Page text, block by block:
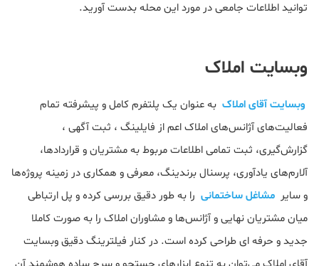
توانید اطلاعات جامعی در مورد این محله بدست آورید.
وبسایت املاک
وبسایت آقای املاک به عنوان یک پلتفرم کامل و پیشرفته تمام
فعالیت‌های آژانس‌های املاک اعم از فایلینگ ، ثبت آگهی ،
گزارش‌گیری، ثبت تمامی اطلاعات مربوط به مشتریان و قراردادها،
آلارم‌های یادآوری، پرسنال برندینگ، معرفی و همکاری در زمینه پروژه‌ها
و سایر مشاغل ساختمانی را به طور دقیق بررسی کرده و پل ارتباطی
میان مشتریان نهایی و آژانس‌ها و مشاوران املاک را به صورت کاملا
جدید و حرفه ای طراحی کرده است. در کنار فیلترینگ دقیق وبسایت